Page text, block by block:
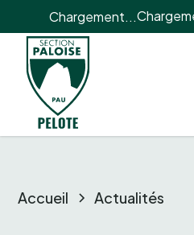
Chargement...
Accueil Actualités